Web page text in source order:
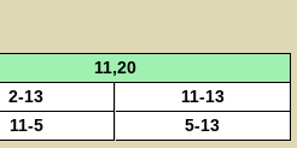
11,20
2-13
11-13
11-5 5-13